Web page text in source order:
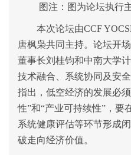
图注 ：图为论坛执行
本次论坛由CCF
唐枫枭共同主持。论坛开
董事长刘桂钧和中南大学
技术融合、系统协同及安
指出 ，低空经济的发展必
性”和“产业可持续性” ，要
系统健康评估等环节形成
破走向经济价值。